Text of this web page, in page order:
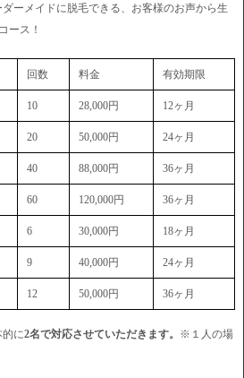
ーメイドに脱毛できる、お客様のお声から生
ース！
回数 料金 有効期限
10 28,000円 12ヶ月
20 50,000円 24ヶ月
40 88,000円 36ヶ月
60 120,000円 36ヶ月
6 30,000円 18ヶ月
9 40,000円 24ヶ月
12 50,000円 36ヶ月
に2名で対応させていただきます。 ※１人の場